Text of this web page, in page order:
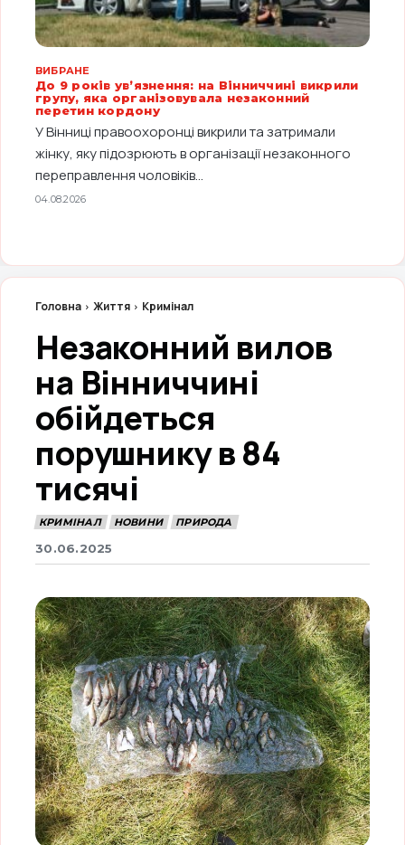
ВИБРАНЕ
До 9 років ув’язнення: на Вінниччині викрили
групу, яка організовувала незаконний
перетин кордону
У Вінниці правоохоронці викрили та затримали
жінку, яку підозрюють в організації незаконного
переправлення чоловіків...
04.08.2026